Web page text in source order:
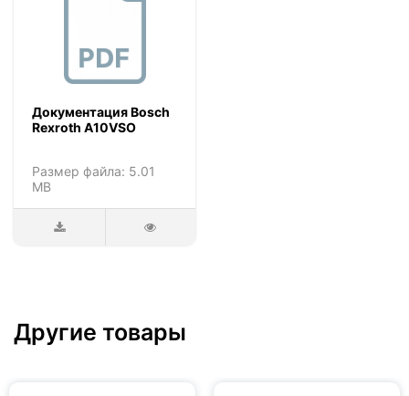
Документация Bosch
Rexroth A10VSO
Размер файла: 5.01
MB
Другие товары